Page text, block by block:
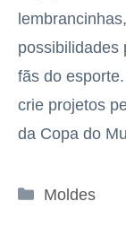
possibilidades
fãs do
crie projetos
da Copa do
Categorias
Moldes